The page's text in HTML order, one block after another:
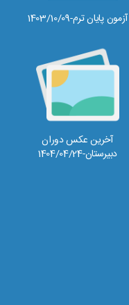
آزمون پایان ترم-1403/10/09
آخرین عکس دوران
دبیرستان-1404/04/24